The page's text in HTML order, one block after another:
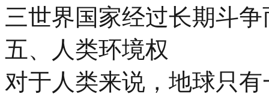
三世界国家经过长期斗
五、人类环境权
对于人类来说，地球只